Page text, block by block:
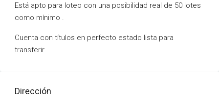
Está apto para loteo con una posibilidad real de 50 lotes
como mínimo .
Cuenta con títulos en perfecto estado lista para
transferir.
Dirección